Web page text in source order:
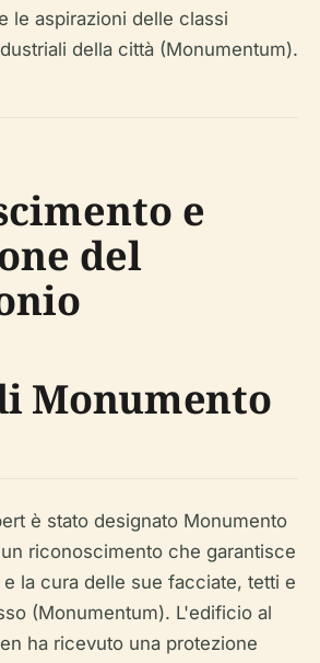
le aspirazioni delle classi
della città (Monumentum).
e
del
Monumento
è stato designato Monumento
riconoscimento che garantisce
la cura delle sue facciate, tetti e
(Monumentum). L'edificio al
ha ricevuto una protezione